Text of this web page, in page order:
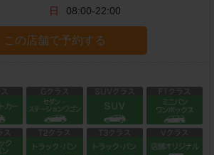
日
08:00-22:00
この店舗で予約する